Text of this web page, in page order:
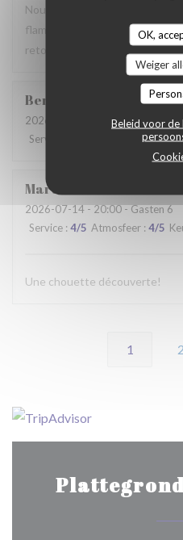
OK,
Weiger
Beleid voor de
Nous avons apprécié notre
flamiche au maroilles, etc) et le
retourner lors d'un prochaine
Benjamin
2026-07-19
- 12:30 - Gasten 2
Service
:5/5
Martine
2026-07-14- 20:00 - Gasten 6
Service : 4/5 Atmosfeer : 4/5
Une chouette découverte!
1 2